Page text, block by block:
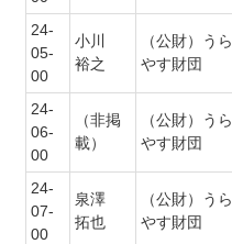
24-
05-
00
小川
裕之
（公財）うら
やす財団
24-
06-
00
（非掲
載）
（公財）うら
やす財団
24-
07-
00
泉澤
拓也
（公財）うら
やす財団